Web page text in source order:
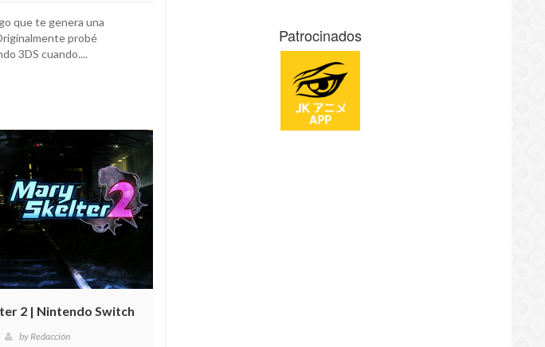
que te genera una
probé
3DS cuando....
2 | Nintendo Switch
byRedacción
Patrocinados